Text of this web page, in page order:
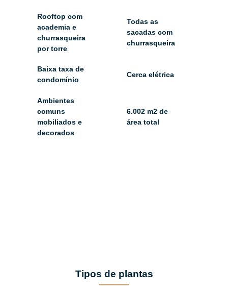
Rooftop com
academia e
churrasqueira
por torre
Todas as
sacadas com
churrasqueira
Baixa taxa de
condomínio
Cerca elétrica
Ambientes
comuns
mobiliados e
decorados
6.002 m2 de
área total
Tipos de plantas